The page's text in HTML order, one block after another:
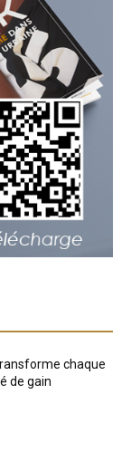
chaque
de gain